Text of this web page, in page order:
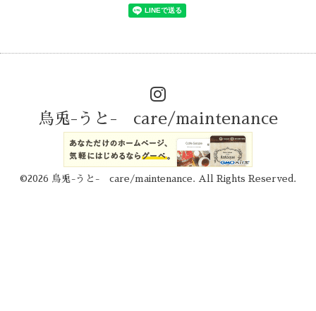
烏兎-うと- care/maintenance
©2026 烏兎-うと- care/maintenance . All Rights Reserved.